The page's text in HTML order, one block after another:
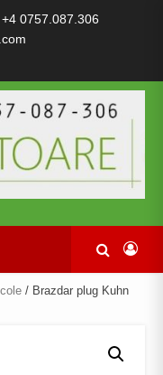
+4 0757.087.306
/ Brazdar plug Kuhn